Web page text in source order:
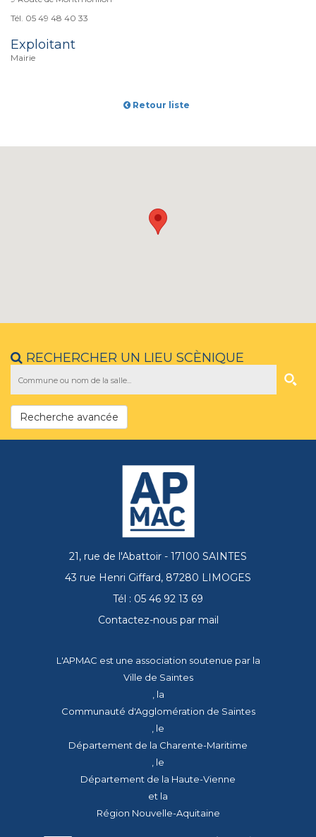
Tél. 05 49 48 40 33
Exploitant
Mairie
Retour liste
RECHERCHER UN LIEU SCÈNIQUE
Recherche avancée
21, rue de l'Abattoir - 17100 SAINTES
43 rue Henri Giffard, 87280 LIMOGES
Tél : 05 46 92 13 69
Contactez-nous par mail
L'APMAC est une association soutenue par la
Ville de Saintes
, la
Communauté d'Agglomération de Saintes
, le
Département de la Charente-Maritime
, le
Département de la Haute-Vienne
et la
Région Nouvelle-Aquitaine